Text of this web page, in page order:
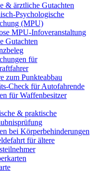
& ärztliche Gutachten
Psychologische
(MPU)
MPU-Infoveranstaltung
Gutachten
für
zum Punkteabbau
Check für Autofahrende
für Waffenbesitzer
& praktische
bei Körperbehinderungen
für ältere